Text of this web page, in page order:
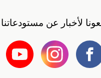
لأخبار عن مستودعاتنا